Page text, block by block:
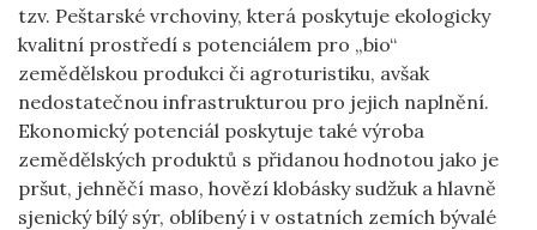
tzv. Peštarské vrchoviny, která poskytuje ekologicky
kvalitní prostředí s potenciálem pro „bio“
zemědělskou produkci či agroturistiku, avšak
nedostatečnou infrastrukturou pro jejich naplnění.
Ekonomický potenciál poskytuje také výroba
zemědělských produktů s přidanou hodnotou jako je
pršut, jehněčí maso, hovězí klobásky sudžuk a hlavně
sjenický bílý sýr, oblíbený i v ostatních zemích bývalé